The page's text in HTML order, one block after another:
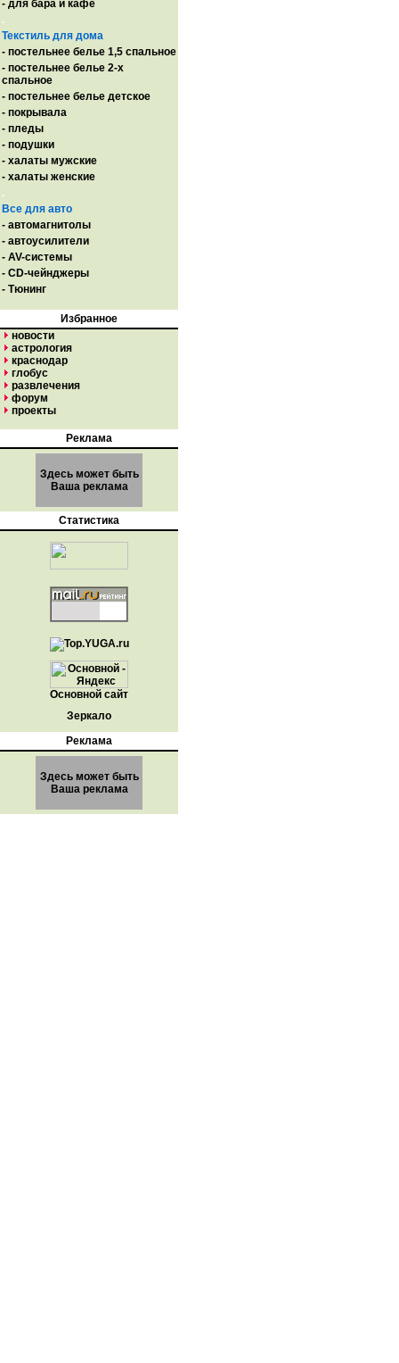
- для бара и кафе
.
Текстиль для дома
- постельнее белье 1,5 спальное
- постельнее белье 2-х
спальное
- постельнее белье детское
- покрывала
- пледы
- подушки
- халаты мужские
- халаты женские
.
Все для авто
- автомагнитолы
- автоусилители
- AV-системы
- CD-чейнджеры
- Тюнинг
Избранное
новости
астрология
краснодар
глобус
развлечения
форум
проекты
Реклама
Здесь может быть
Ваша реклама
Статистика
Основной сайт
Зеркало
Реклама
Здесь может быть
Ваша реклама